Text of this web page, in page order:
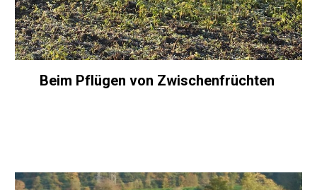
Beim Pflügen von Zwischenfrüchten